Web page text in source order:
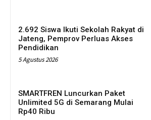
2.692 Siswa Ikuti Sekolah Rakyat di
Jateng, Pemprov Perluas Akses
Pendidikan
5 Agustus 2026
SMARTFREN Luncurkan Paket
Unlimited 5G di Semarang Mulai
Rp40 Ribu